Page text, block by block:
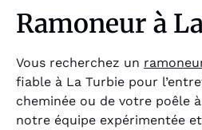
Ramoneur à
Vous recherchez un
fiable à La Turbie pour
cheminée ou de votre poêle
notre équipe expérimentée